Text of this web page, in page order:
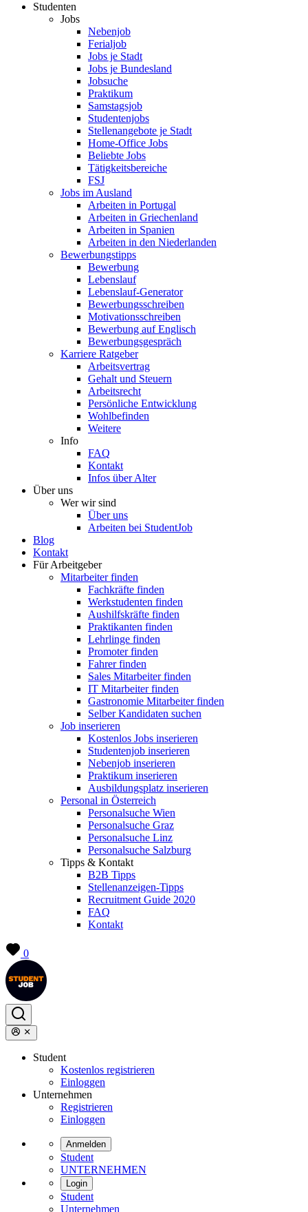
Studenten
Jobs
Nebenjob
Ferialjob
Jobs je Stadt
Jobs je Bundesland
Jobsuche
Praktikum
Samstagsjob
Studentenjobs
Stellenangebote je Stadt
Home-Office Jobs
Beliebte Jobs
Tätigkeitsbereiche
FSJ
Jobs im Ausland
Arbeiten in Portugal
Arbeiten in Griechenland
Arbeiten in Spanien
Arbeiten in den Niederlanden
Bewerbungstipps
Bewerbung
Lebenslauf
Lebenslauf-Generator
Bewerbungsschreiben
Motivationsschreiben
Bewerbung auf Englisch
Bewerbungsgespräch
Karriere Ratgeber
Arbeitsvertrag
Gehalt und Steuern
Arbeitsrecht
Persönliche Entwicklung
Wohlbefinden
Weitere
Info
FAQ
Kontakt
Infos über Alter
Über uns
Wer wir sind
Über uns
Arbeiten bei StudentJob
Blog
Kontakt
Für Arbeitgeber
Mitarbeiter finden
Fachkräfte finden
Werkstudenten finden
Aushilfskräfte finden
Praktikanten finden
Lehrlinge finden
Promoter finden
Fahrer finden
Sales Mitarbeiter finden
IT Mitarbeiter finden
Gastronomie Mitarbeiter finden
Selber Kandidaten suchen
Job inserieren
Kostenlos Jobs inserieren
Studentenjob inserieren
Nebenjob inserieren
Praktikum inserieren
Ausbildungsplatz inserieren
Personal in Österreich
Personalsuche Wien
Personalsuche Graz
Personalsuche Linz
Personalsuche Salzburg
Tipps & Kontakt
B2B Tipps
Stellenanzeigen-Tipps
Recruitment Guide 2020
FAQ
Kontakt
0
Student
Kostenlos registrieren
Einloggen
Unternehmen
Registrieren
Einloggen
Anmelden
Student
UNTERNEHMEN
Login
Student
Unternehmen